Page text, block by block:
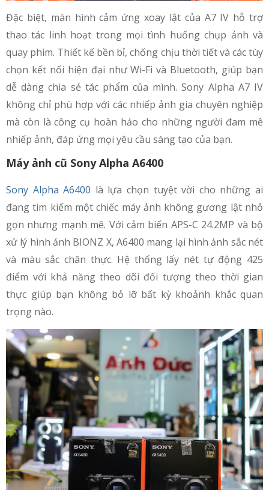
Đặc biệt, màn hình cảm ứng xoay lật của A7 IV hỗ trợ
thao tác linh hoạt trong mọi tình huống chụp ảnh và
quay phim. Thiết kế bền bỉ, chống chịu thời tiết và các tùy
chọn kết nối hiện đại như Wi-Fi và Bluetooth, giúp bạn
dễ dàng chia sẻ tác phẩm của mình. Sony Alpha A7 IV
không chỉ phù hợp với các nhiếp ảnh gia chuyên nghiệp
mà còn là công cụ hoàn hảo cho những người đam mê
nhiếp ảnh, đáp ứng mọi yêu cầu sáng tạo của bạn.
Máy ảnh cũ Sony Alpha A6400
Sony Alpha A6400 là lựa chọn tuyệt vời cho những ai
đang tìm kiếm một chiếc máy ảnh không gương lật nhỏ
gọn nhưng mạnh mẽ. Với cảm biến APS-C 24.2MP và bộ
xử lý hình ảnh BIONZ X, A6400 mang lại hình ảnh sắc nét
và màu sắc chân thực. Hệ thống lấy nét tự động 425
điểm với khả năng theo dõi đối tượng theo thời gian
thực giúp bạn không bỏ lỡ bất kỳ khoảnh khắc quan
trọng nào.